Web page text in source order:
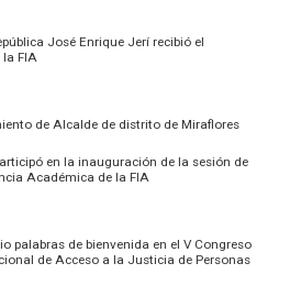
José Enrique Jerí recibió el
FIA
de Alcalde de distrito de Miraflores
en la inauguración de la sesión de
Académica de la FIA
palabras de bienvenida en el V Congreso
de Acceso a la Justicia de Personas